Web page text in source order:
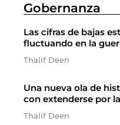
Gobernanza
Las cifras de bajas
fluctuando en la
Thalif Deen
Una nueva ola de
con extenderse por
Thalif Deen